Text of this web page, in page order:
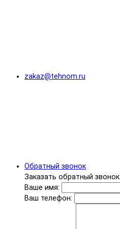
zakaz@tehnom.ru
Обратный звонок
Заказать обратный звонок
Ваше имя:
Ваш телефон: